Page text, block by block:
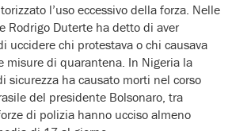
l’uso eccessivo della forza. Nelle
Rodrigo Duterte ha detto di aver
uccidere chi protestava o chi causava
misure di quarantena. In Nigeria la
sicurezza ha causato morti nel corso
del presidente Bolsonaro, tra
di polizia hanno ucciso almeno